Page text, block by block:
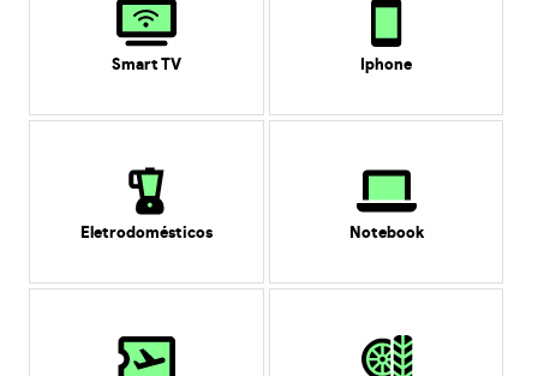
Smart TV Iphone
Eletrodomésticos Notebook